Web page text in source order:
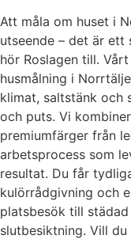
Att måla om huset i
utseende – det är
hör Roslagen till.
husmålning i
klimat, saltstänk och
och puts. Vi
premiumfärger från
arbetsprocess som
resultat. Du får
kulörrådgivning och
platsbesök till
slutbesiktning. Vill